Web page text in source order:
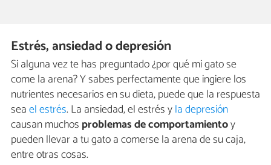
Estrés, ansiedad o depresión
Si alguna vez te has preguntado ¿por qué mi gato se
come la arena? Y sabes perfectamente que ingiere los
nutrientes necesarios en su dieta, puede que la respuesta
seael estrés. La ansiedad, el estrés yla depresión
causan muchos problemas de comportamientoy
pueden llevar a tu gato a comerse la arena de su caja,
entre otras cosas.